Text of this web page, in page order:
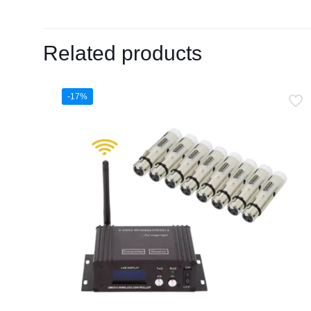
Related products
-17%